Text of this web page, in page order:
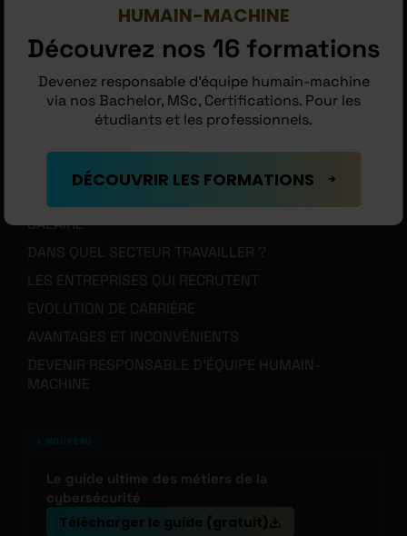
MISSIONS
LES RESPONSABILITÉS
COMPÉTENCES
NIVEAU D’ÉTUDE NÉCESSAIRE
SALAIRE
DANS QUEL SECTEUR TRAVAILLER ?
LES ENTREPRISES QUI RECRUTENT
EVOLUTION DE CARRIÈRE
AVANTAGES ET INCONVÉNIENTS
DEVENIR RESPONSABLE D’ÉQUIPE HUMAIN-
MACHINE
Le guide ultime des métiers de la
cybersécurité
Télécharger le guide (gratuit)
HUMAIN-MACHINE
Découvrez nos 16 formations
Devenez responsable d’équipe humain-machine
via nos Bachelor, MSc, Certifications. Pour les
étudiants et les professionnels.
DÉCOUVRIR LES FORMATIONS